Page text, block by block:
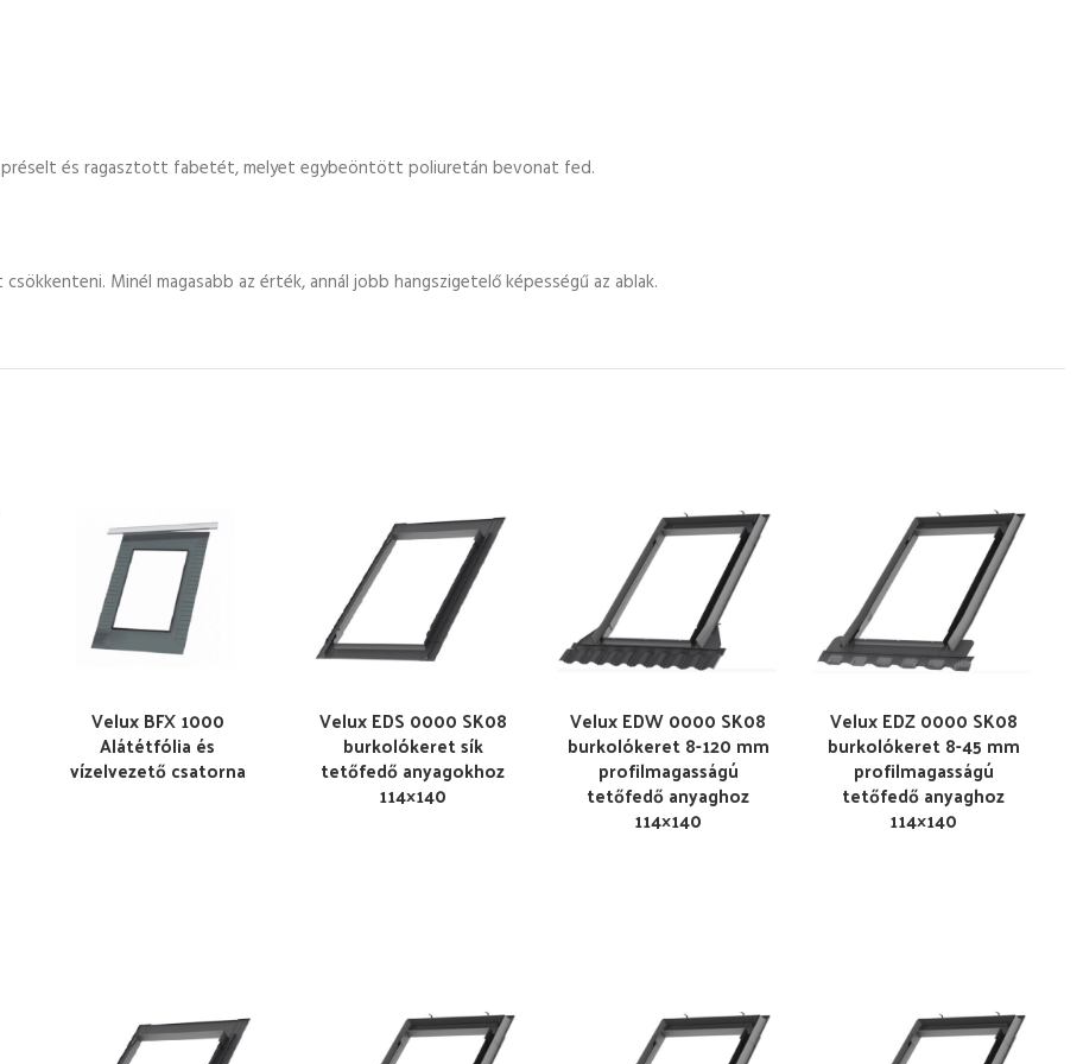
préselt és ragasztott fabetét, melyet egybeöntött poliuretán bevonat fed.
Minél magasabb az érték, annál jobb hangszigetelő képességű az ablak.
Velux BFX 1000
Alátétfólia és
vízelvezető csatorna
Velux EDS 0000 SK08
burkolókeret sík
tetőfedő anyagokhoz
114×140
Velux EDW 0000 SK08
burkolókeret 8-120 mm
profilmagasságú
tetőfedő anyaghoz
114×140
Velux EDZ 0000 SK08
burkolókeret 8-45 mm
profilmagasságú
tetőfedő anyaghoz
114×140